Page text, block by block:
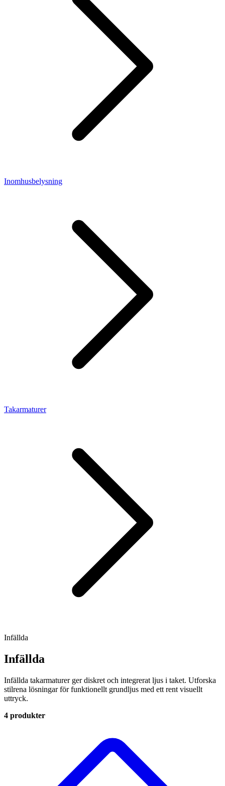
Inomhusbelysning
Takarmaturer
Infällda
Infällda
Infällda takarmaturer ger diskret och integrerat ljus i taket. Utforska
stilrena lösningar för funktionellt grundljus med ett rent visuellt
uttryck.
4 produkter